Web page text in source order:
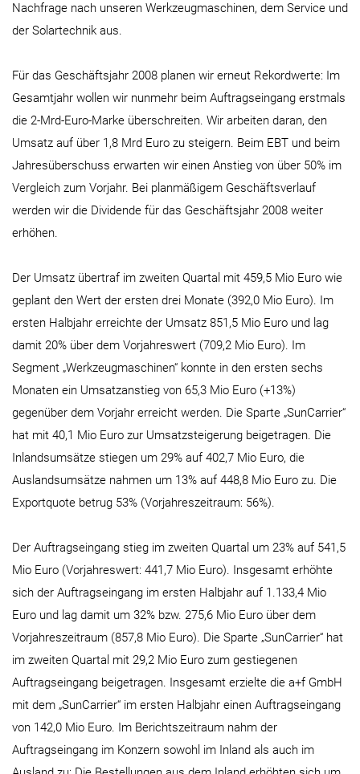
Nachfrage nach unseren Werkzeugmaschinen, dem Service und
der Solartechnik aus.
Für das Geschäftsjahr 2008 planen wir erneut Rekordwerte: Im
Gesamtjahr wollen wir nunmehr beim Auftragseingang erstmals
die 2-Mrd-Euro-Marke überschreiten. Wir arbeiten daran, den
Umsatz auf über 1,8 Mrd Euro zu steigern. Beim EBT und beim
Jahresüberschuss erwarten wir einen Anstieg von über 50% im
Vergleich zum Vorjahr. Bei planmäßigem Geschäftsverlauf
werden wir die Dividende für das Geschäftsjahr 2008 weiter
erhöhen.
Der Umsatz übertraf im zweiten Quartal mit 459,5 Mio Euro wie
geplant den Wert der ersten drei Monate (392,0 Mio Euro). Im
ersten Halbjahr erreichte der Umsatz 851,5 Mio Euro und lag
damit 20% über dem Vorjahreswert (709,2 Mio Euro). Im
Segment „Werkzeugmaschinen“ konnte in den ersten sechs
Monaten ein Umsatzanstieg von 65,3 Mio Euro (+13%)
gegenüber dem Vorjahr erreicht werden. Die Sparte „SunCarrier“
hat mit 40,1 Mio Euro zur Umsatzsteigerung beigetragen. Die
Inlandsumsätze stiegen um 29% auf 402,7 Mio Euro, die
Auslandsumsätze nahmen um 13% auf 448,8 Mio Euro zu. Die
Exportquote betrug 53% (Vorjahreszeitraum: 56%).
Der Auftragseingang stieg im zweiten Quartal um 23% auf 541,5
Mio Euro (Vorjahreswert: 441,7 Mio Euro). Insgesamt erhöhte
sich der Auftragseingang im ersten Halbjahr auf 1.133,4 Mio
Euro und lag damit um 32% bzw. 275,6 Mio Euro über dem
Vorjahreszeitraum (857,8 Mio Euro). Die Sparte „SunCarrier“ hat
im zweiten Quartal mit 29,2 Mio Euro zum gestiegenen
Auftragseingang beigetragen. Insgesamt erzielte die a+f GmbH
mit dem „SunCarrier“ im ersten Halbjahr einen Auftragseingang
von 142,0 Mio Euro. Im Berichtszeitraum nahm der
Auftragseingang im Konzern sowohl im Inland als auch im